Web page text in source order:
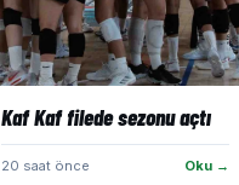
Kaf Kaf filede sezonu açtı
20 saat önce Oku →